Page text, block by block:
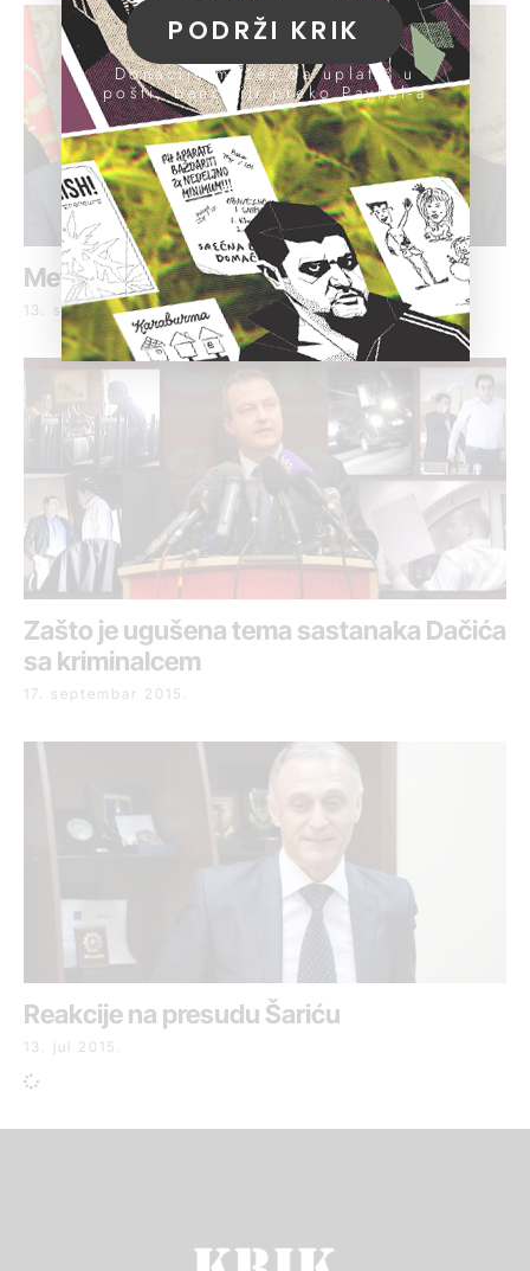
Mete policijskih akcija sitni dileri
13. septembar 2016.
Zašto je ugušena tema sastanaka Dačića
sa kriminalcem
17. septembar 2015.
Reakcije na presudu Šariću
13. jul 2015.
PODRŽI KRIK
Donacije možeš da uplatiš u
pošti, banci ili preko PayPal-a